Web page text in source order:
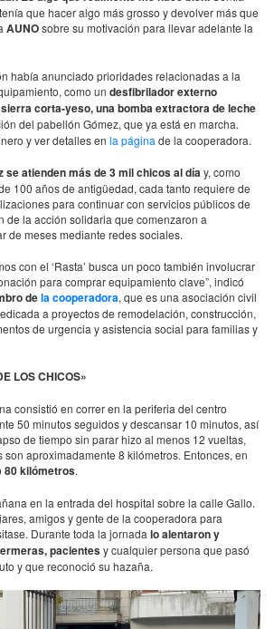
que hacer algo más grosso y devolver más que
AUNOsobre su motivación para llevar adelante la
había anunciado prioridades relacionadas a la
como un desfibrilador externo
corta-yeso, una bomba extractora de leche
del pabellón Gómez, que ya está en marcha.
y ver detalles en la página de la cooperadora.
se atienden más de 3 mil chicos al díay, como
100 años de antigüedad, cada tanto requiere de
para continuar con servicios públicos de
de la acción solidaria que comenzaron a
de meses mediante redes sociales.
con el ‘Rasta’ busca un poco también involucrar
para comprar equipamiento clave”, indicó
dela cooperadora, que es una asociación civil
a proyectos de remodelación, construcción,
de urgencia y asistencia social para familias y
LOS CHICOS»
consistió en correr en la periferia del centro
50 minutos seguidos y descansar 10 minutos, así
de tiempo sin parar hizo al menos 12 vueltas,
aproximadamente 8 kilómetros. Entonces, en
80 kilómetros.
en la entrada del hospital sobre la calle Gallo.
amigos y gente de la cooperadora para
Durante toda la jornada lo alentaron y
pacientesy cualquier persona que pasó
y que reconoció su hazaña.